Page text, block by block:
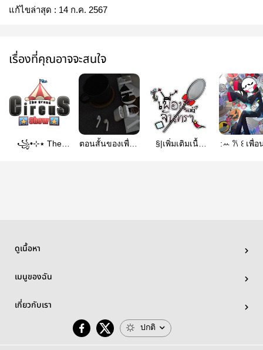
แก้ไขล่าสุด : 14 ก.ค. 2567
เรื่องที่คุณอาจจะสนใจ
꧁•⊹٭ The
ตอนสั้นของเพื่อน
§|เพิ่มเติมเนื้อ
:ꕀ 𐙚 ꒰ เพื่อ
ดูเนื้อหา
เมนูของฉัน
เกี่ยวกับเรา
ปกติ